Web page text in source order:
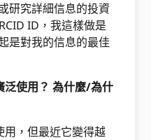
研究詳細信息的投資
ID，我這樣做是
是對我的信息的最佳
泛使用？ 為什麼/為什
用，但最近它變得越